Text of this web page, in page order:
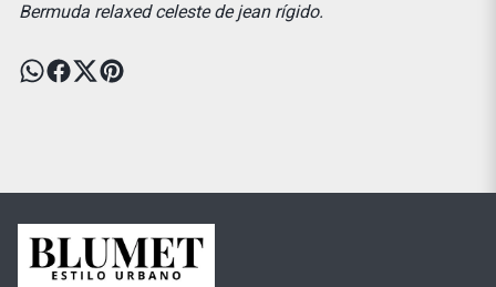
Bermuda relaxed celeste de jean rígido.